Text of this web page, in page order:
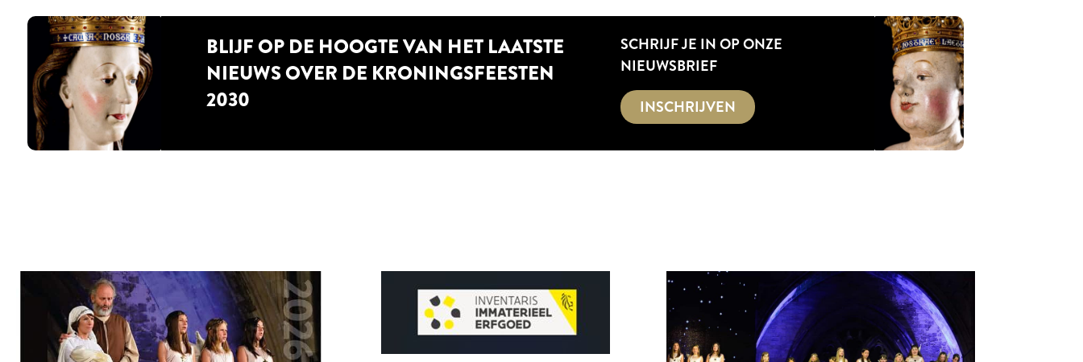
BLIJF OP DE HOOGTE VAN HET LAATSTE
NIEUWS OVER DE KRONINGSFEESTEN
2030
SCHRIJF JE IN OP ONZE
NIEUWSBRIEF
INSCHRIJVEN